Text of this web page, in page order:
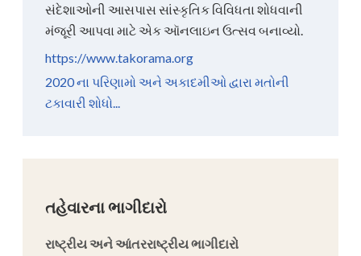
સંદેશાઓની આસપાસ સાંસ્કૃતિક વિવિધતા શોધવાની
મંજૂરી આપવા માટે એક ઑનલાઇન ઉત્સવ બનાવ્યો.
https://www.takorama.org
2020 ના પરિણામો અને અકાદમીઓ દ્વારા મતોની
ટકાવારી શોધો...
તહેવારના ભાગીદારો
રાષ્ટ્રીય અને આંતરરાષ્ટ્રીય ભાગીદારો